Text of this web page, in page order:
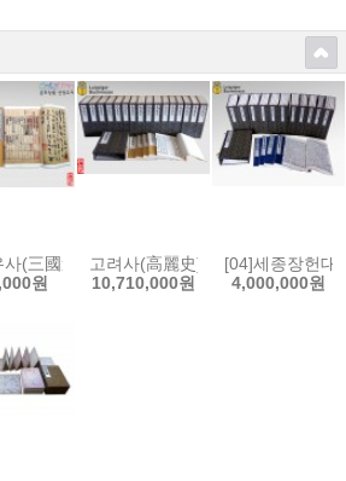
申本/正德本(1512)
사(三國遺事)-順菴手澤本 영인교정본
원
고려사(高麗史) : LBM 2017 전시
10,710,000원
[04]세종장헌대
4,000,000원